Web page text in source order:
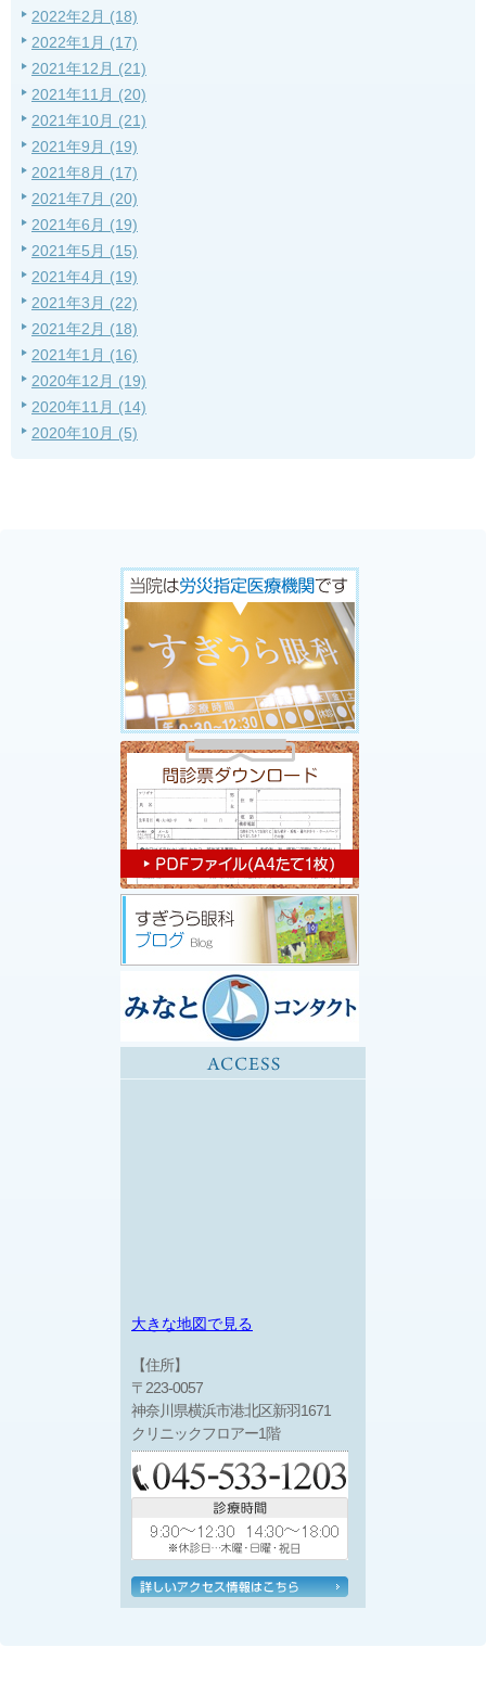
2022年2月 (18)
2022年1月 (17)
2021年12月 (21)
2021年11月 (20)
2021年10月 (21)
2021年9月 (19)
2021年8月 (17)
2021年7月 (20)
2021年6月 (19)
2021年5月 (15)
2021年4月 (19)
2021年3月 (22)
2021年2月 (18)
2021年1月 (16)
2020年12月 (19)
2020年11月 (14)
2020年10月 (5)
大きな地図で見る
【住所】
〒223-0057
神奈川県横浜市港北区新羽1671
クリニックフロアー1階